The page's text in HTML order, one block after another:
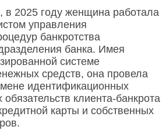
в 2025 году женщина работала
управления
банкротства
банка. Имея
системе
средств, она провела
идентификационных
клиента-банкрота
карты и собственных